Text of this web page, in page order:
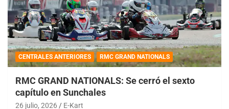
CENTRALES ANTERIORES RMC GRAND NATIONALS
RMC GRAND NATIONALS: Se cerró el sexto
capítulo en Sunchales
26 julio, 2026 E-Kart